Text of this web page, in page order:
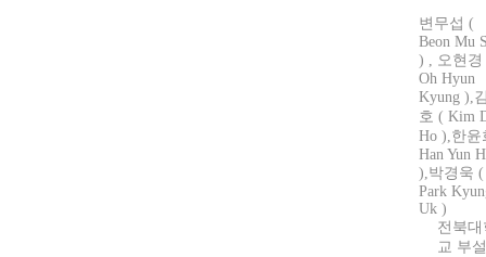
변무섭 (
Beon Mu
) , 오현경
Oh Hyun
Kyung ),
호 ( Kim
Ho ),한윤
Han Yun
),박경욱 (
Park
Uk )
전북대
교 부